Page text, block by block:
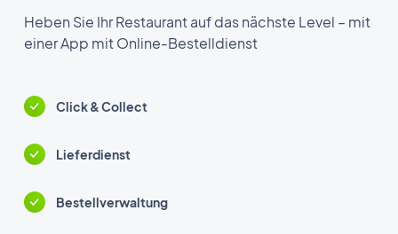
Heben Sie Ihr Restaurant auf das nächste Level – mit
einer App mit Online-Bestelldienst
Click & Collect
Lieferdienst
Bestellverwaltung